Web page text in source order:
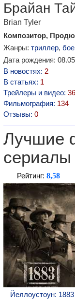
Брайан
Brian Tyler
Композитор,
Жанры: триллер,
Дата рождения:
В новостях: 2
В статьях: 1
Трейлеры и видео:
Фильмография: 134
Отзывы: 0
Лучшие
сериалы
Рейтинг: 8,58
Йеллоустоун: 1883